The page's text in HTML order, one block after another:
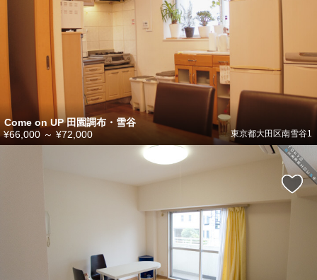
Come on UP 田園調布・雪谷
東京都大田区南雪谷1
¥66,000 ～ ¥72,000